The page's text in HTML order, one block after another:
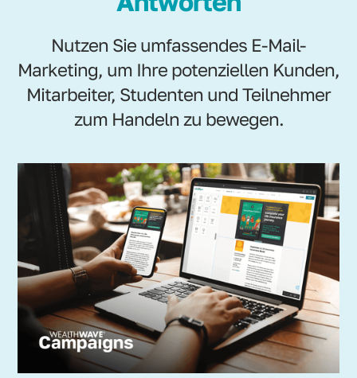
Nutzen Sie umfassendes E-Mail-
Marketing, um Ihre potenziellen Kunden,
Mitarbeiter, Studenten und Teilnehmer
zum Handeln zu bewegen.